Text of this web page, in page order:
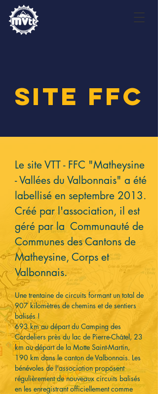
SITE FFC
Le site VTT - FFC "Matheysine
- Vallées du Valbonnais" a été
labellisé en septembre 2013.
Créé par l'association, il est
géré par la Communauté de
Communes des Cantons de
Matheysine, Corps et
Valbonnais.
Une trentaine de circuits formant un total de
907 kilomètres de chemins et de sentiers
balisés !
693 km au départ du Camping des
Cordeliers près du lac de Pierre-Châtel, 23
km au départ de la Motte Saint-Martin,
190 km dans le canton de Valbonnais. Les
bénévoles de l'association proposent
régulièrement de nouveaux circuits balisés
en les enregistrant officiellement comme